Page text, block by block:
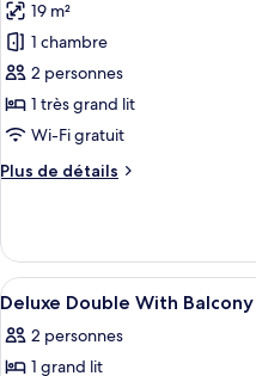
Double
Supérieure
photos
pour
ce
type
de
chambre :
Chambre
19 m²
1 chambre
2 personnes
1 très grand lit
Wi-Fi gratuit
Plus de détails
Plus
le
type
de
Chambre
Double
Afficher
toutes
les
10
Deluxe Double With Balcony
2 personnes
1 grand lit